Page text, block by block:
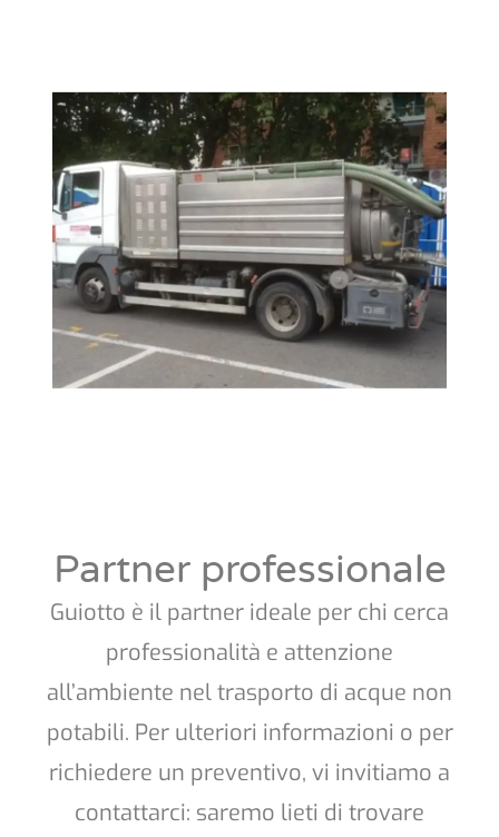
Partner professionale
Guiotto è il partner ideale per chi cerca
professionalità e attenzione
all’ambiente nel trasporto di acque non
potabili. Per ulteriori informazioni o per
richiedere un preventivo, vi invitiamo a
contattarci: saremo lieti di trovare